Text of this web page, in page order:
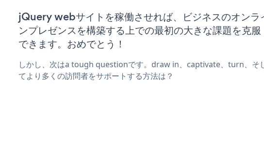
jQuery webサイトを稼働させれば、ビジネスのオンラ
ンプレゼンスを構築する上での最初の大きな課題を克服
できます。おめでとう！
しかし、次はa tough questionです。draw in、captivate、turn、そ
てより多くの訪問者をサポートする方法は？